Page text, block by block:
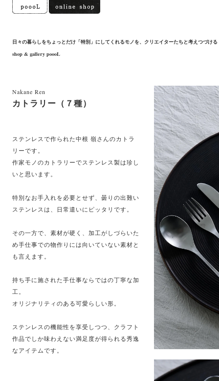
日々の暮らしをちょっとだけ「特別」にしてくれるモノを、クリエイターたちと考えつづける
shop & gallery poooL
Nakane Ren
カトラリー（７種）
ステンレスで作られた中根 嶺さんのカトラ
リーです。
作家モノのカトラリーでステンレス製は珍し
いと思います。
特別なお手入れを必要とせず、曇りの出難い
ステンレスは、日常遣いにピッタリです。
その一方で、素材が硬く、加工がしづらいた
め手仕事での物作りには向いていない素材と
も言えます。
持ち手に施された手仕事ならではの丁寧な加
工。
オリジナリティのある可愛らしい形。
ステンレスの機能性を享受しつつ、クラフト
作品でしか味わえない満足度が得られる秀逸
なアイテムです。